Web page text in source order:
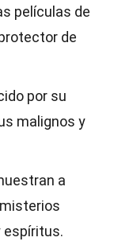
películas de
de
por su
malignos y
a
espíritus.